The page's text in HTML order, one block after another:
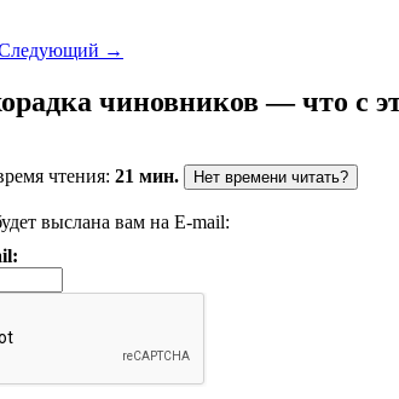
→
чиновников — что с
чтения: 21 мин. Нет времени читать?
выслана вам на E-mail: